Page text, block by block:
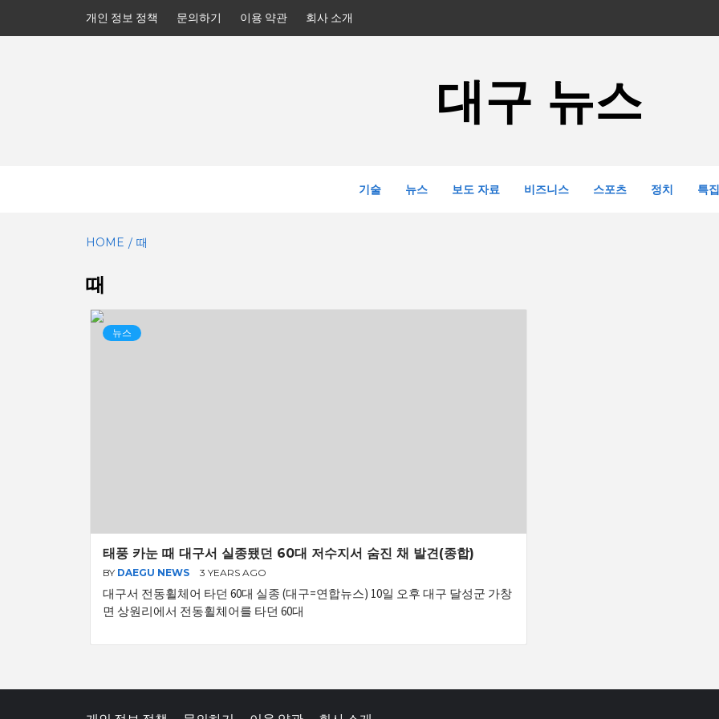
개인 정보 정책 문의하기 이용 약관 회사 소개
대구 뉴스
기술 뉴스 보도 자료 비즈니스 스포츠 정치 특집
HOME 때
때
뉴스
태풍 카눈 때 대구서 실종됐던 60대 저수지서 숨진 채 발견(종합)
BY DAEGU NEWS 3 YEARS AGO
대구서 전동휠체어 타던 60대 실종 (대구=연합뉴스) 10일 오후 대구 달성군 가창
면 상원리에서 전동휠체어를 타던 60대